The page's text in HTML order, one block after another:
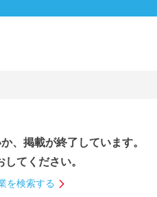
、掲載が終了しています。
てください。
を検索する